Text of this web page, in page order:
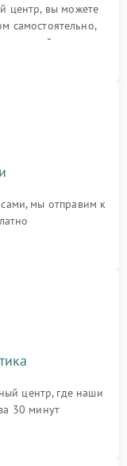
центр, вы можете
самостоятельно,
на сайте
мы отправим к
центр, где наши
30 минут